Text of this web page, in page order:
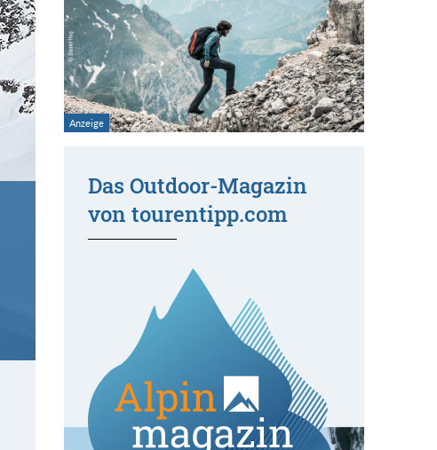
Das Outdoor-Magazin
von tourentipp.com